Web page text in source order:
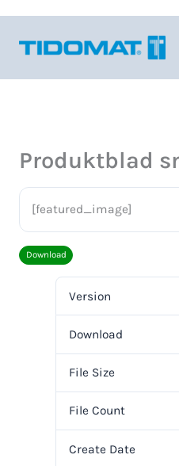
innehåll
Produktblad
[featured_image]
Download
Version
Download
File Size
File Count
Create Date